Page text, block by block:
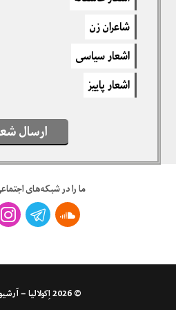
برای نوشتن دیدگاه باید
شاعران زن
اشعار سیاسی
اشعار پاییز
ارسال
ما را در شبکه‌های
© 2026
اِکولالیا –